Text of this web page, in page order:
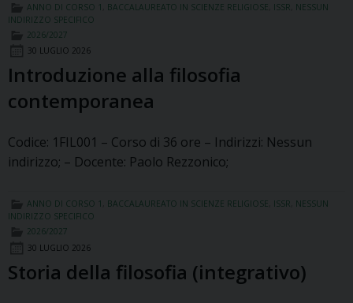
ANNO DI CORSO 1 BACCALAUREATO IN SCIENZE RELIGIOSE ISSR NESSUN
INDIRIZZO SPECIFICO
2026/2027
30 LUGLIO 2026
Introduzione alla filosofia
contemporanea
Codice: 1FIL001 – Corso di 36 ore – Indirizzi: Nessun
indirizzo; – Docente: Paolo Rezzonico;
ANNO DI CORSO 1 BACCALAUREATO IN SCIENZE RELIGIOSE ISSR NESSUN
INDIRIZZO SPECIFICO
2026/2027
30 LUGLIO 2026
Storia della filosofia (integrativo)